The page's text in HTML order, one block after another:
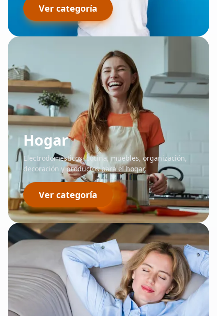
Ver categoría
Hogar
Electrodomésticos, cocina, muebles, organización,
decoración y productos para el hogar.
Ver categoría